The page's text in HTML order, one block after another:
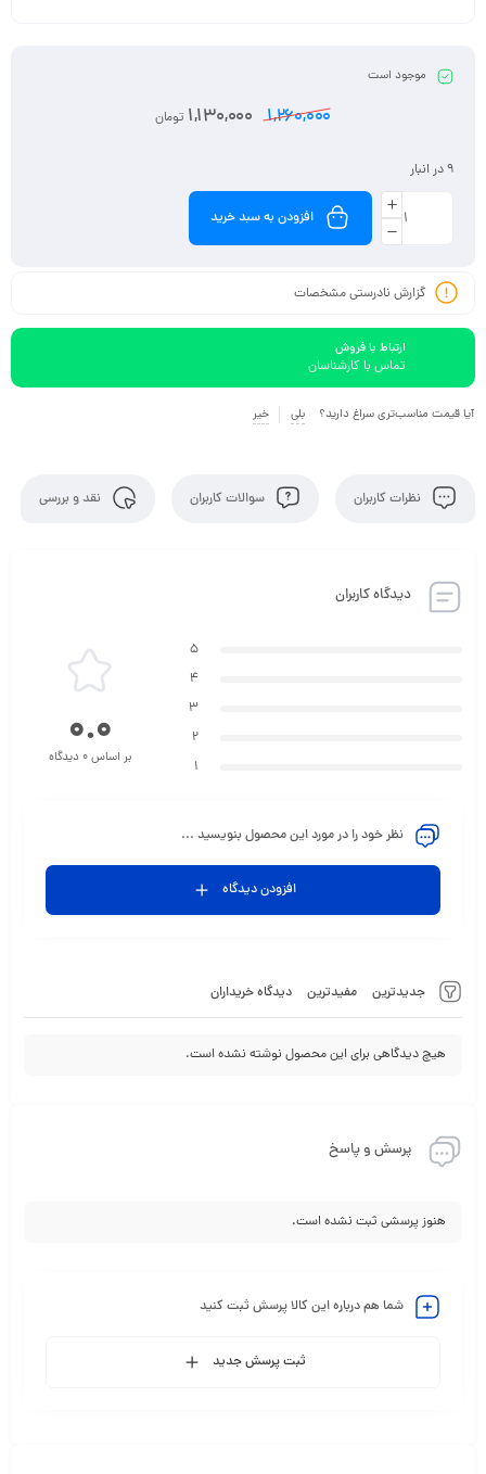
موجود است
1,260,000
1,130,000 تومان
9 در انبار
افزودن به سبد خرید
گزارش نادرستی مشخصات
ارتباط با فروش
تماس با کارشناسان
آیا قیمت مناسب‌تری سراغ دارید؟ بلی خیر
نظرات کاربران سوالات کاربران نقد و بررسی
دیدگاه کاربران
جدیدترین مفیدترین دیدگاه خریداران
هیچ دیدگاهی برای این محصول نوشته نشده است.
5
4
3
2
1
0.0
بر اساس 0 دیدگاه
نظر خود را در مورد این محصول بنویسید ...
افزودن دیدگاه
پرسش و پاسخ
هنوز پرسشی ثبت نشده است.
شما هم درباره این کالا پرسش ثبت کنید
ثبت پرسش جدید